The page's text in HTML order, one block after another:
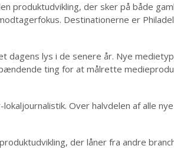
produktudvikling, der sker på både
Destinationerne er
dagens lys i de senere år. Nye
ting for at målrette
Over halvdelen af alle nye
der låner fra andre